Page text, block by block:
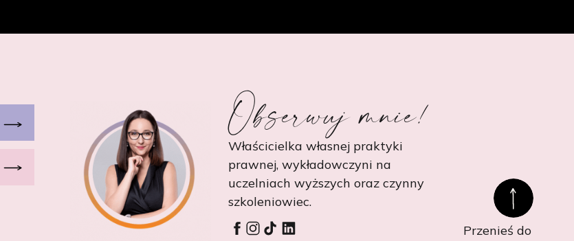
Obserwuj mnie!
Właścicielka własnej praktyki
prawnej, wykładowczyni na
uczelniach wyższych oraz czynny
szkoleniowiec.
Przenieś do